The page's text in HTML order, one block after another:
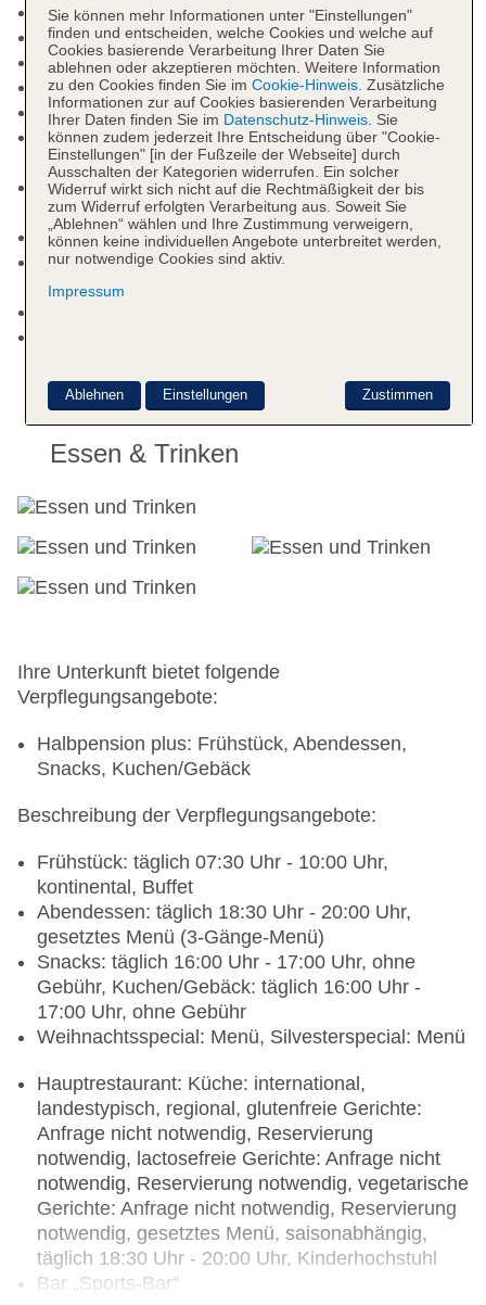
Letzte Komplettrenovierung: 2016
Rezeption: täglich, Sprachen: deutsch, englisch
Gästebetreuung: Sprachen: deutsch, englisch
Lift
Gemeinschaftslounge/TV-Bereich
Internet: WLAN/WiFi, im gesamten Hotel
(Anlage): ohne Gebühr
Zahlungsarten: TUI Card / VISA, MasterCard, EC
Karte/Maestro
Haustiere nicht erlaubt
Parkmöglichkeiten: Parkplatz (nach
Verfügbarkeit), unbewacht: ohne Gebühr
Essen & Trinken
Ihre Unterkunft bietet folgende
Verpflegungsangebote:
Halbpension plus: Frühstück, Abendessen,
Snacks, Kuchen/Gebäck
Beschreibung der Verpflegungsangebote:
Frühstück: täglich 07:30 Uhr - 10:00 Uhr,
kontinental, Buffet
Abendessen: täglich 18:30 Uhr - 20:00 Uhr,
gesetztes Menü (3-Gänge-Menü)
Snacks: täglich 16:00 Uhr - 17:00 Uhr, ohne
Gebühr, Kuchen/Gebäck: täglich 16:00 Uhr -
17:00 Uhr, ohne Gebühr
Weihnachtsspecial: Menü, Silvesterspecial: Menü
Hauptrestaurant: Küche: international,
landestypisch, regional, glutenfreie Gerichte:
Anfrage nicht notwendig, Reservierung
notwendig, lactosefreie Gerichte: Anfrage nicht
notwendig, Reservierung notwendig, vegetarische
Gerichte: Anfrage nicht notwendig, Reservierung
notwendig, gesetztes Menü, saisonabhängig,
täglich 18:30 Uhr - 20:00 Uhr, Kinderhochstuhl
Bar „Sports-Bar“
Sie können mehr Informationen unter "Einstellungen"
finden und entscheiden, welche Cookies und welche auf
Cookies basierende Verarbeitung Ihrer Daten Sie
ablehnen oder akzeptieren möchten. Weitere Information
zu den Cookies finden Sie im Cookie-Hinweis. Zusätzliche
Informationen zur auf Cookies basierenden Verarbeitung
Ihrer Daten finden Sie im Datenschutz-Hinweis. Sie
können zudem jederzeit Ihre Entscheidung über "Cookie-
Einstellungen" [in der Fußzeile der Webseite] durch
Ausschalten der Kategorien widerrufen. Ein solcher
Widerruf wirkt sich nicht auf die Rechtmäßigkeit der bis
zum Widerruf erfolgten Verarbeitung aus. Soweit Sie
„Ablehnen“ wählen und Ihre Zustimmung verweigern,
können keine individuellen Angebote unterbreitet werden,
nur notwendige Cookies sind aktiv.
Impressum
Zustimmen
Ablehnen Einstellungen